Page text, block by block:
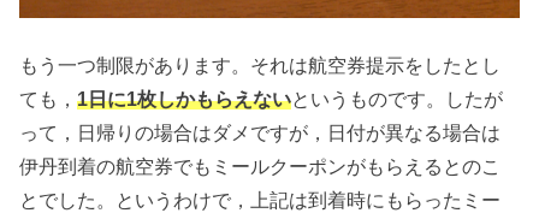
もう一つ制限があります。それは航空券提示をしたとし
ても，1日に1枚しかもらえないというものです。したが
って，日帰りの場合はダメですが，日付が異なる場合は
伊丹到着の航空券でもミールクーポンがもらえるとのこ
とでした。というわけで，上記は到着時にもらったミー